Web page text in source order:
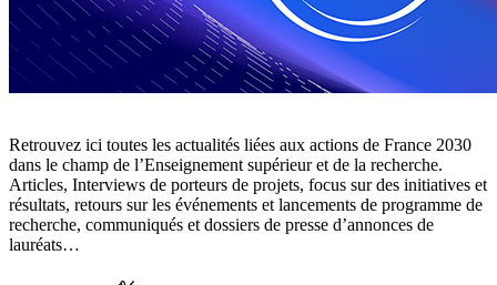
Retrouvez ici toutes les actualités liées aux actions de France 2030
dans le champ de l’Enseignement supérieur et de la recherche.
Articles, Interviews de porteurs de projets, focus sur des initiatives et
résultats, retours sur les événements et lancements de programme de
recherche, communiqués et dossiers de presse d’annonces de
lauréats…